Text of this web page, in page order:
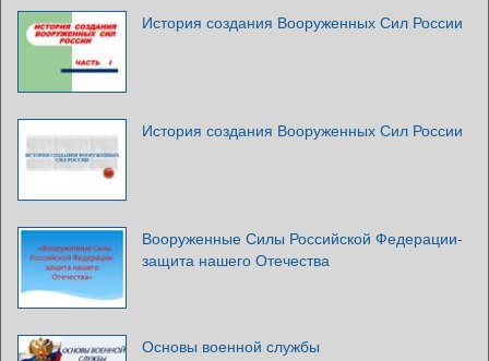
История создания Вооруженных Сил России
История создания Вооруженных Сил России
Вооруженные Силы Российской Федерации-
защита нашего Отечества
Основы военной службы